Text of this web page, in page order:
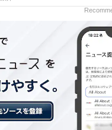
ます。
ら一望できる日本海と
な海鮮や山形牛を使っ